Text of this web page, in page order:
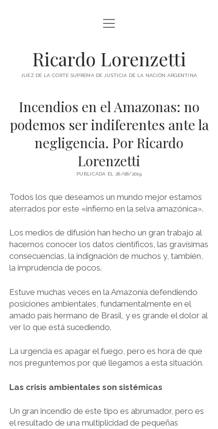
INICIO
LIBROS abrir
menú
LIBROS EN BRASIL
LIBROS EN COLOMBIA
LIBROS EN ESPAÑA
LIBROS EN ESTADOS UNIDOS
LIBROS EN ITALIA
LIBROS EN PANAMÁ
LIBROS EN PERÚ
LIBROS EN URUGUAY
VIDEOS
PODCAST
youtube
abrir
menú
Ricardo Lorenzetti
JUEZ DE LA CORTE SUPREMA DE JUSTICIA DE LA NACIÓN ARGENTINA
Incendios en el Amazonas: no
podemos ser indiferentes ante la
negligencia. Por Ricardo
Lorenzetti
PUBLICADA EL 26/08/2019
Todos los que deseamos un mundo mejor estamos
aterrados por este «infierno en la selva amazónica».
Los medios de difusión han hecho un gran trabajo al
hacernos conocer los datos científicos, las gravísimas
consecuencias, la indignación de muchos y, también,
la imprudencia de pocos.
Estuve muchas veces en la Amazonía defendiendo
posiciones ambientales, fundamentalmente en el
amado país hermano de Brasil, y es grande el dolor al
ver lo que está sucediendo.
La urgencia es apagar el fuego, pero es hora de que
nos preguntemos por qué llegamos a esta situación.
Las crisis ambientales son sistémicas
Un gran incendio de este tipo es abrumador, pero es
el resultado de una multiplicidad de pequeñas